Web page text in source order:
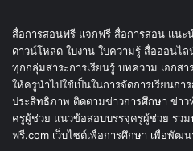
สื่อการสอนฟรี แจกฟรี สื่อการสอน แนะ
ดาวน์โหลด ใบงาน ใบความรู้ สื่อออนไ
ทุกกลุ่มสาระการเรียนรู้ บทความ เอกส
ให้ครูนำไปใช้เป็นในการจัดการเรียนกา
ประสิทธิภาพ ติดตามข่าวการศึกษา ข่า
ครูผู้ช่วย แนวข้อสอบบรรจุครูผู้ช่วย รว
ฟรี.com เว็บไซต์เพื่อการศึกษา เพื่อพัฒ